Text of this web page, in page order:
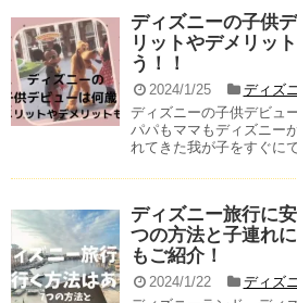
ディズニーの子供
リットやデメリッ
う！！
2024/1/25
ディズ
ディズニーの子供デビュ
パパもママもディズニー
れてきた我が子をすぐに
ディズニー旅行に
つの方法と子連れ
もご紹介！
2024/1/22
ディズ